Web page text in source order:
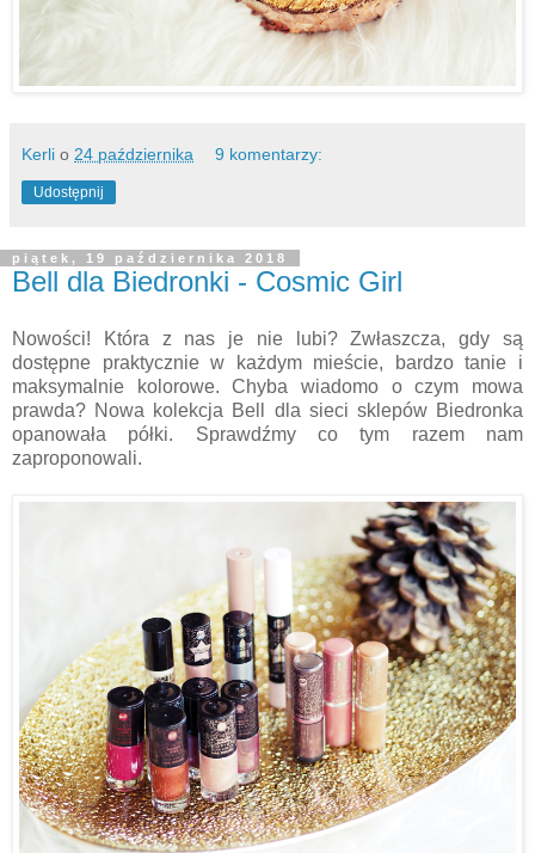
Kerli o 24 października 9 komentarzy:
Udostępnij
piątek, 19 października 2018
Bell dla Biedronki - Cosmic Girl
Nowości! Która z nas je nie lubi? Zwłaszcza, gdy są
dostępne praktycznie w każdym mieście, bardzo tanie i
maksymalnie kolorowe. Chyba wiadomo o czym mowa
prawda? Nowa kolekcja Bell dla sieci sklepów Biedronka
opanowała półki. Sprawdźmy co tym razem nam
zaproponowali.